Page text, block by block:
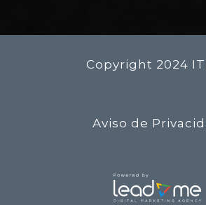
Copyright 2024
Aviso de